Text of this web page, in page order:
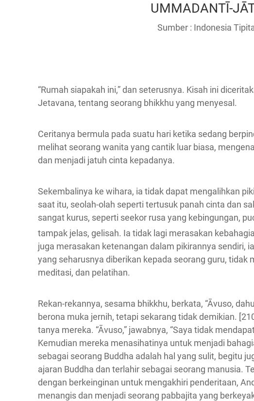
UMMADANTĪ-
Sumber : Indonesia
“Rumah siapakah ini,” dan seterusnya. Kisah ini
Jetavana, tentang seorang bhikkhu yang menyesal.
Ceritanya bermula pada suatu hari ketika sedang
melihat seorang wanita yang cantik luar biasa,
dan menjadi jatuh cinta kepadanya.
Sekembalinya ke wihara, ia tidak dapat mengalihkan
saat itu, seolah-olah seperti tertusuk panah cinta dan
sangat kurus, seperti seekor rusa yang kebingungan,
tampak jelas, gelisah. Ia tidak lagi merasakan
juga merasakan ketenangan dalam pikirannya sendiri,
yang seharusnya diberikan kepada seorang guru, tidak
meditasi, dan pelatihan.
Rekan-rekannya, sesama bhikkhu, berkata, “Āvuso,
berona muka jernih, tetapi sekarang tidak demikian.
tanya mereka. “Āvuso,” jawabnya, “Saya tidak
Kemudian mereka menasihatinya untuk menjadi
sebagai seorang Buddha adalah hal yang sulit, begitu
ajaran Buddha dan terlahir sebagai seorang manusia.
dengan berkeinginan untuk mengakhiri penderitaan,
menangis dan menjadi seorang pabbajita yang